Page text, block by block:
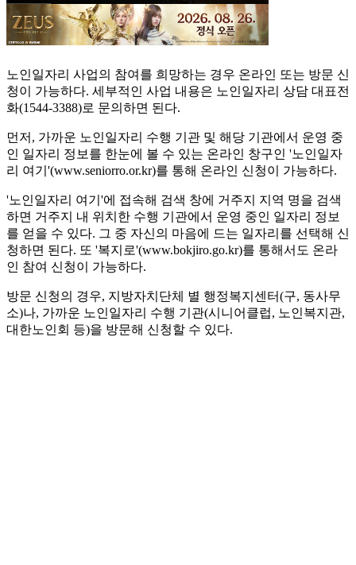
노인일자리 사업의 참여를 희망하는 경우 온라인 또는 방문 신
청이 가능하다. 세부적인 사업 내용은 노인일자리 상담 대표전
화(1544-3388)로 문의하면 된다.
먼저, 가까운 노인일자리 수행 기관 및 해당 기관에서 운영 중
인 일자리 정보를 한눈에 볼 수 있는 온라인 창구인 '노인일자
리 여기'(www.seniorro.or.kr)를 통해 온라인 신청이 가능하다.
'노인일자리 여기'에 접속해 검색 창에 거주지 지역 명을 검색
하면 거주지 내 위치한 수행 기관에서 운영 중인 일자리 정보
를 얻을 수 있다. 그 중 자신의 마음에 드는 일자리를 선택해 신
청하면 된다. 또 '복지로'(www.bokjiro.go.kr)를 통해서도 온라
인 참여 신청이 가능하다.
방문 신청의 경우, 지방자치단체 별 행정복지센터(구, 동사무
소)나, 가까운 노인일자리 수행 기관(시니어클럽, 노인복지관,
대한노인회 등)을 방문해 신청할 수 있다.